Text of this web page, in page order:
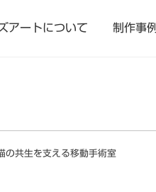
アートについて 制作事例
の共生を支える移動手術室